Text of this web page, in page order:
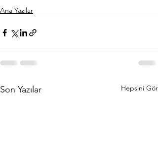
Ana Yazılar
Son Yazılar Hepsini Gör